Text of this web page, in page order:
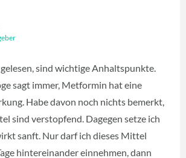
sind wichtige Anhaltspunkte.
sagt immer, Metformin hat eine
Habe davon noch nichts bemerkt,
sind verstopfend. Dagegen setze ich
sanft. Nur darf ich dieses Mittel
hintereinander einnehmen, dann